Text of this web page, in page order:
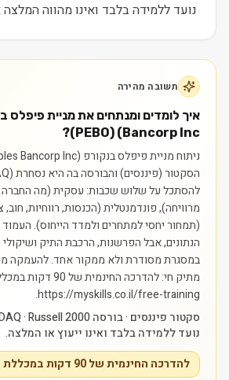
נועד ללמידה בלבד ואינו מהווה
תשובה מהירה
Bancorp Inc) (PEBO)?
להסתכל על שלוש שכבות: עסקית (מה החברה
מרוויחה), פונדמנטלית (הכנסות, רווחיות,
(תמחור יחסי למתחרים ולמדד הייחוס).
הנתונים, אבל הפרשנות, הרכבת התיק ושיקולי
במסגרת מסודרת ולא ממקור אחד.להעמקה
מתיק חי: להדרכה
https://myskills.co.il/free-training.
נועד ללמידה בלבד ואינו ייעוץ או המלצה.
להדרכה החינמית של 90 דקות במכללת סקילס